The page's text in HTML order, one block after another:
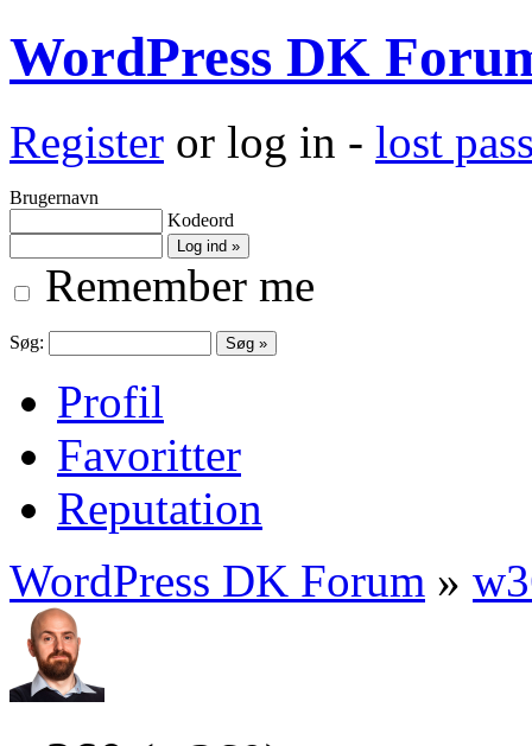
WordPress DK
Register or log in - lost
Brugernavn
Kodeord
Remember me
Søg:
Profil
Favoritter
Reputation
WordPress DK Forum »